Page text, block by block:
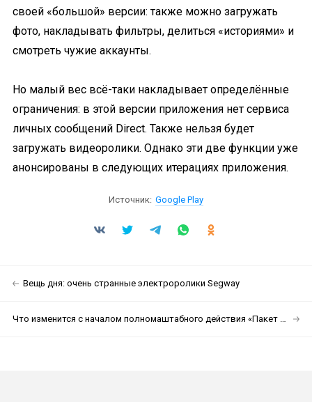
своей «большой» версии: также можно загружать
фото, накладывать фильтры, делиться «историями» и
смотреть чужие аккаунты.
Но малый вес всё-таки накладывает определённые
ограничения: в этой версии приложения нет сервиса
личных сообщений Direct. Также нельзя будет
загружать видеоролики. Однако эти две функции уже
анонсированы в следующих итерациях приложения.
Источник: Google Play
Вещь дня: очень странные электроролики Segway
Что изменится с началом полномаштабного действия «Пакет Яровой» 1 июля?